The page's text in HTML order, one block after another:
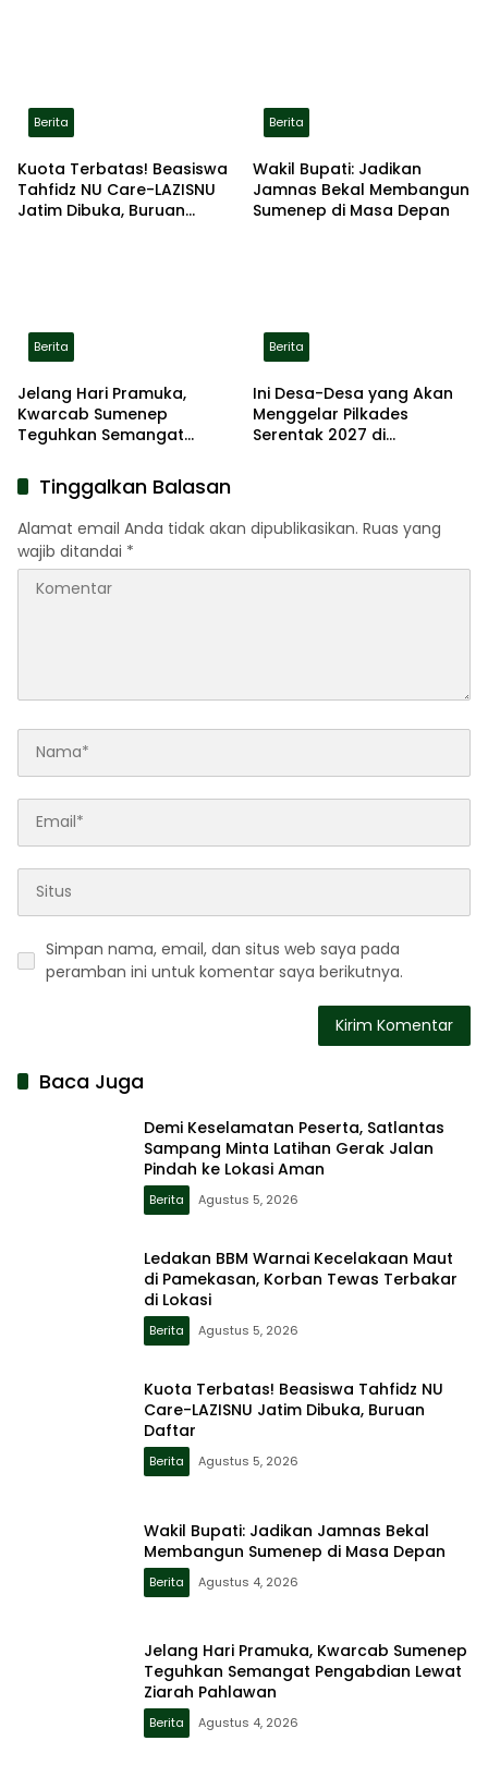
Berita
Kuota Terbatas! Beasiswa
Tahfidz NU Care-LAZISNU
Jatim Dibuka, Buruan
Berita
Wakil Bupati: Jadikan
Jamnas Bekal Membangun
Sumenep di Masa Depan
Berita
Jelang Hari Pramuka,
Kwarcab Sumenep
Teguhkan Semangat
Pahlawan
Berita
Ini Desa-Desa yang Akan
Menggelar Pilkades
Serentak 2027 di
Tinggalkan Balasan
Alamat email Anda tidak akan dipublikasikan. Ruas yang
wajib ditandai *
Simpan nama, email, dan situs web saya pada
peramban ini untuk komentar saya berikutnya.
Baca Juga
Demi Keselamatan Peserta, Satlantas
Sampang Minta Latihan Gerak Jalan
Pindah ke Lokasi Aman
Berita Agustus 5, 2026
Ledakan BBM Warnai Kecelakaan Maut
di Pamekasan, Korban Tewas Terbakar
di Lokasi
Berita Agustus 5, 2026
Kuota Terbatas! Beasiswa Tahfidz NU
Care-LAZISNU Jatim Dibuka, Buruan
Daftar
Berita Agustus 5, 2026
Wakil Bupati: Jadikan Jamnas Bekal
Membangun Sumenep di Masa Depan
Berita Agustus 4, 2026
Jelang Hari Pramuka, Kwarcab Sumenep
Teguhkan Semangat Pengabdian Lewat
Ziarah Pahlawan
Berita Agustus 4, 2026